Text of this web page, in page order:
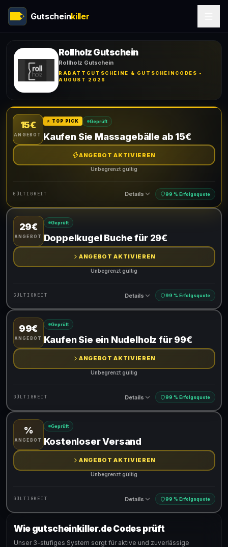
Gutscheinkiller
Rollholz Gutschein
Rollholz Gutschein
RABATTGUTSCHEINE & GUTSCHEINCODES •
AUGUST 2026
15€
ANGEBOT
⭐ TOP PICK Geprüft
Kaufen Sie Massagebälle ab 15€
ANGEBOT AKTIVIEREN
Unbegrenzt gültig
GÜLTIGKEIT Details 99 % Erfolgsquote
Gültig für teilnehmende Produkte
29€
ANGEBOT
Geprüft
Doppelkugel Buche für 29€
ANGEBOT AKTIVIEREN
Unbegrenzt gültig
GÜLTIGKEIT Details 99 % Erfolgsquote
Gültig für teilnehmende Produkte
99€
ANGEBOT
Geprüft
Kaufen Sie ein Nudelholz für 99€
ANGEBOT AKTIVIEREN
Unbegrenzt gültig
GÜLTIGKEIT Details 99 % Erfolgsquote
Gültig für teilnehmende Produkte
%
ANGEBOT
Geprüft
Kostenloser Versand
ANGEBOT AKTIVIEREN
Unbegrenzt gültig
GÜLTIGKEIT Details 99 % Erfolgsquote
Gültig für teilnehmende Produkte
Wie gutscheinkiller.de Codes prüft
Unser 3-stufiges System sorgt für aktive und zuverlässige